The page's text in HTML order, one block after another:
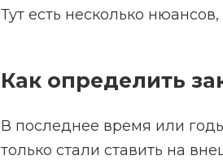
Тут есть несколько
Как определить
В последнее время или
только стали ставить на